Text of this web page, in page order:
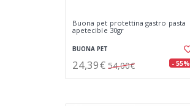
Buona pet protettina gastro pasta
apetecible 30gr
BUONA PET
24,39€ 54,00€ - 55%